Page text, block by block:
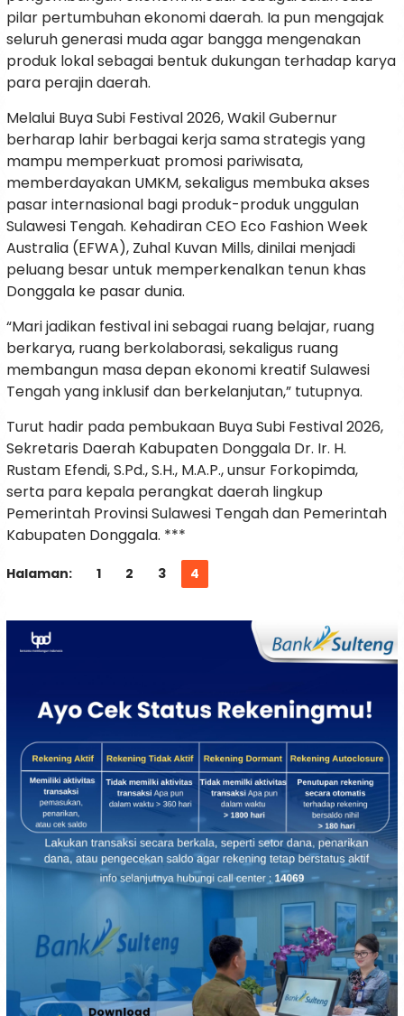
pilar pertumbuhan ekonomi daerah. Ia pun mengajak
seluruh generasi muda agar bangga mengenakan
produk lokal sebagai bentuk dukungan terhadap karya
para perajin daerah.
Melalui Buya Subi Festival 2026, Wakil Gubernur
berharap lahir berbagai kerja sama strategis yang
mampu memperkuat promosi pariwisata,
memberdayakan UMKM, sekaligus membuka akses
pasar internasional bagi produk-produk unggulan
Sulawesi Tengah. Kehadiran CEO Eco Fashion Week
Australia (EFWA), Zuhal Kuvan Mills, dinilai menjadi
peluang besar untuk memperkenalkan tenun khas
Donggala ke pasar dunia.
“Mari jadikan festival ini sebagai ruang belajar, ruang
berkarya, ruang berkolaborasi, sekaligus ruang
membangun masa depan ekonomi kreatif Sulawesi
Tengah yang inklusif dan berkelanjutan,” tutupnya.
Turut hadir pada pembukaan Buya Subi Festival 2026,
Sekretaris Daerah Kabupaten Donggala Dr. Ir. H.
Rustam Efendi, S.Pd., S.H., M.A.P., unsur Forkopimda,
serta para kepala perangkat daerah lingkup
Pemerintah Provinsi Sulawesi Tengah dan Pemerintah
Kabupaten Donggala. ***
Halaman: 1 2 3 4